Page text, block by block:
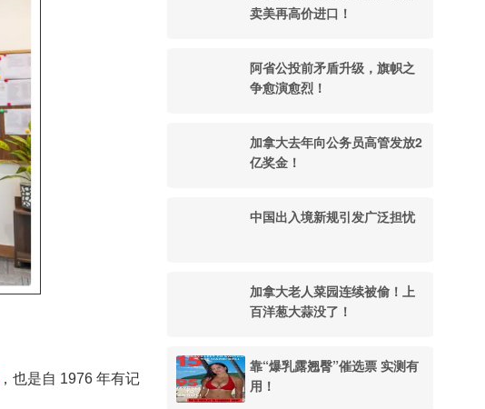
，也是自 1976 年有记
卖美再高价进口！
阿省公投前矛盾升级，旗帜之
争愈演愈烈！
加拿大去年向公务员高管发放2
亿奖金！
中国出入境新规引发广泛担忧
加拿大老人菜园连续被偷！上
百洋葱大蒜没了！
靠“爆乳露翘臀”催选票 实测有
用！